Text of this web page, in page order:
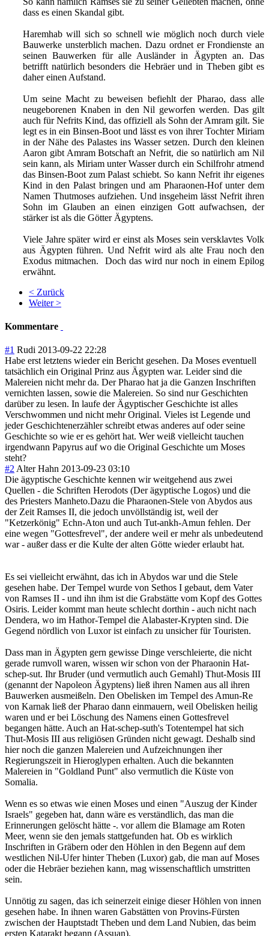
dass es einen Skandal gibt.
Haremhab will sich so schnell wie möglich noch durch viele
Bauwerke unsterblich machen. Dazu ordnet er Frondienste an
seinen Bauwerken für alle Ausländer in Ägypten an. Das
betrifft natürlich besonders die Hebräer und in Theben gibt es
daher einen Aufstand.
Um seine Macht zu beweisen befiehlt der Pharao, dass alle
neugeborenen Knaben in den Nil geworfen werden. Das gilt
auch für Nefrits Kind, das offiziell als Sohn der Amram gilt. Sie
legt es in ein Binsen-Boot und lässt es von ihrer Tochter Miriam
in der Nähe des Palastes ins Wasser setzen. Durch den kleinen
Aaron gibt Amram Botschaft an Nefrit, die so natürlich am Nil
sein kann, als Miriam unter Wasser durch ein Schilfrohr atmend
das Binsen-Boot zum Palast schiebt. So kann Nefrit ihr eigenes
Kind in den Palast bringen und am Pharaonen-Hof unter dem
Namen Thutmoses aufziehen. Und insgeheim lässt Nefrit ihren
Sohn im Glauben an einen einzigen Gott aufwachsen, der
stärker ist als die Götter Ägyptens.
Viele Jahre später wird er einst als Moses sein versklavtes Volk
aus Ägypten führen. Und Nefrit wird als alte Frau noch den
Exodus mitmachen. Doch das wird nur noch in einem Epilog
erwähnt.
< Zurück
Weiter >
Kommentare
#1 Rudi 2013-09-22 22:28
Habe erst letztens wieder ein Bericht gesehen. Da Moses eventuell
tatsächlich ein Original Prinz aus Ägypten war. Leider sind die
Malereien nicht mehr da. Der Pharao hat ja die Ganzen Inschriften
vernichten lassen, sowie die Malereien. So sind nur Geschichten
darüber zu lesen. In laufe der Ägyptischer Geschichte ist alles
Verschwommen und nicht mehr Original. Vieles ist Legende und
jeder Geschichtenerzähler schreibt etwas anderes auf oder seine
Geschichte so wie er es gehört hat. Wer weiß vielleicht tauchen
irgendwann Papyrus auf wo die Original Geschichte um Moses
steht?
#2Alter Hahn 2013-09-23 03:10
Die ägyptische Geschichte kennen wir weitgehend aus zwei
Quellen - die Schriften Herodots (Der ägyptische Logos) und die
des Priesters Manheto.Dazu die Pharaonen-Stele von Abydos aus
der Zeit Ramses II, die jedoch unvöllständig ist, weil der
"Ketzerkönig" Echn-Aton und auch Tut-ankh-Amun fehlen. Der
eine wegen "Gottesfrevel", der andere weil er mehr als unbedeutend
war - außer dass er die Kulte der alten Götte wieder erlaubt hat.
Es sei vielleicht erwähnt, das ich in Abydos war und die Stele
gesehen habe. Der Tempel wurde von Sethos I gebaut, dem Vater
von Ramses II - und ihn ihm ist die Grabstätte vom Kopf des Gottes
Osiris. Leider kommt man heute schlecht dorthin - auch nicht nach
Dendera, wo im Hathor-Tempel die Alabaster-Krypten sind. Die
Gegend nördlich von Luxor ist einfach zu unsicher für Touristen.
Dass man in Ägypten gern gewisse Dinge verschleierte, die nicht
gerade rumvoll waren, wissen wir schon von der Pharaonin Hat-
schep-sut. Ihr Bruder (und vermutlich auch Gemahl) Thut-Mosis III
(genannt der Napoleon Ägyptens) ließ ihren Namen aus all ihren
Bauwerken ausmeißeln. Den Obelisken im Tempel des Amun-Re
von Karnak ließ der Pharao dann einmauern, weil Obelisken heilig
waren und er bei Löschung des Namens einen Gottesfrevel
begangen hätte. Auch an Hat-schep-suth's Totentempel hat sich
Thut-Mosis III aus religiösen Gründen nicht gewagt. Deshalb sind
hier noch die ganzen Malereien und Aufzeichnungen iher
Regierungszeit in Hieroglypen erhalten. Auch die bekannten
Malereien in "Goldland Punt" also vermutlich die Küste von
Somalia.
Wenn es so etwas wie einen Moses und einen "Auszug der Kinder
Israels" gegeben hat, dann wäre es verständlich, das man die
Erinnerungen gelöscht hätte -. vor allem die Blamage am Roten
Meer, wenn sie den jemals stattgefunden hat. Ob es wirklich
Inschriften in Gräbern oder den Höhlen in den Begenn auf dem
westlichen Nil-Ufer hinter Theben (Luxor) gab, die man auf Moses
oder die Hebräer beziehen kann, mag wissenschaftlich umstritten
sein.
Unnötig zu sagen, das ich seinerzeit einige dieser Höhlen von innen
gesehen habe. In ihnen waren Gabstätten von Provins-Fürsten
zwischen der Hauptstadt Theben und dem Land Nubien, das beim
ersten Katarakt begann (Assuan).